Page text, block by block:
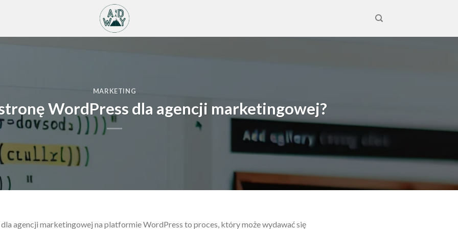
MARKETING
WordPress dla agencji marketingowej?
agencji marketingowej na platformie WordPress to proces, który może wydawać się